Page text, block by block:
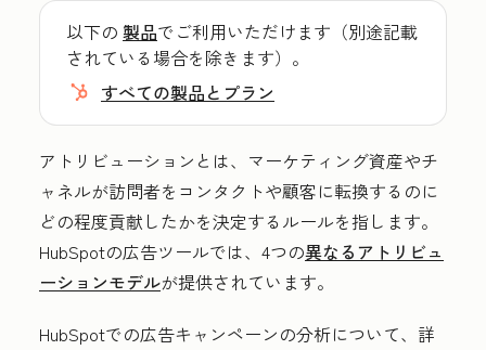
以下の 製品でご利用いただけます（別途記載
されている場合を除きます）。
すべての製品とプラン
アトリビューションとは、マーケティング資産やチ
ャネルが訪問者をコンタクトや顧客に転換するのに
どの程度貢献したかを決定するルールを指します。
HubSpotの広告ツールでは、4つの異なるアトリビュ
ーションモデルが提供されています。
HubSpotでの広告キャンペーンの分析について、詳